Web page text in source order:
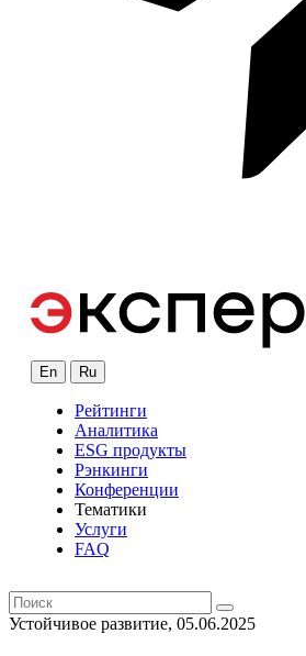
En Ru
Рейтинги
Аналитика
ESG продукты
Рэнкинги
Конференции
Тематики
Услуги
FAQ
Устойчивое развитие, 05.06.2025